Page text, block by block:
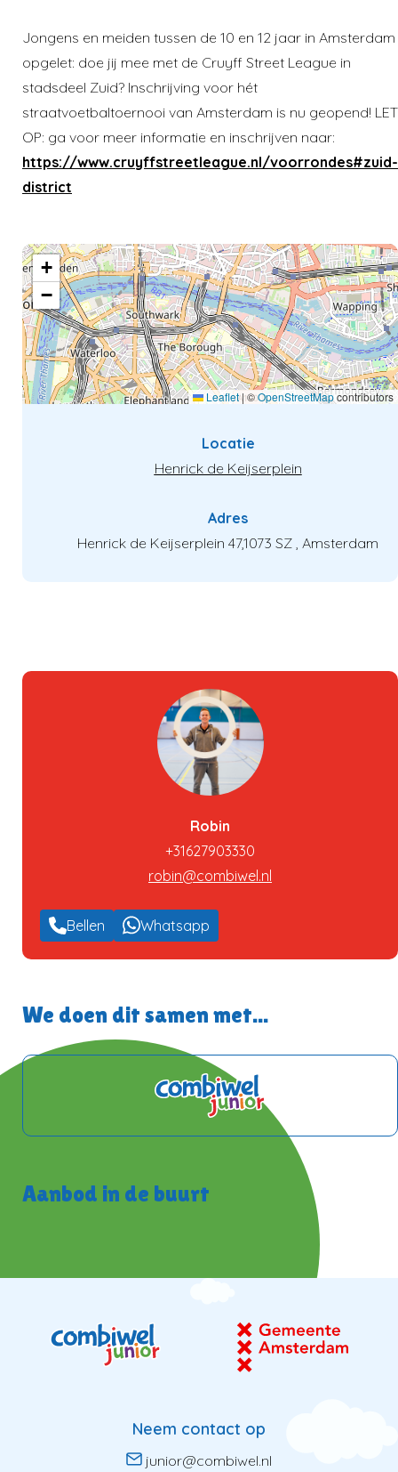
Verder kijken
Jongens en meiden tussen de 10 en 12 jaar in Amsterdam
opgelet: doe jij mee met de Cruyff Street League in
stadsdeel Zuid? Inschrijving voor hét
straatvoetbaltoernooi van Amsterdam is nu geopend! LET
OP: ga voor meer informatie en inschrijven naar:
https://www.cruyffstreetleague.nl/voorrondes#zuid-
district
Locatie
Henrick de Keijserplein
Adres
Henrick de Keijserplein 47,1073 SZ , Amsterdam
+
−
Leaflet|©OpenStreetMapcontributors
Robin
+31627903330
robin@combiwel.nl
Bellen Whatsapp
We doen dit samen met...
Aanbod in de buurt
Neem contact op
junior@combiwel.nl